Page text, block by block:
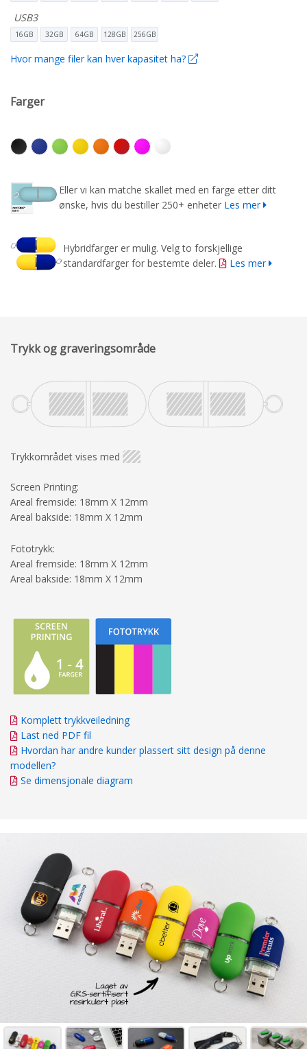
USB3
16GB 32GB 64GB 128GB 256GB
Hvor mange filer kan hver kapasitet ha?
Farger
Eller vi kan matche skallet med en farge etter ditt
ønske, hvis du bestiller 250+ enheter Les mer
Hybridfarger er mulig. Velg to forskjellige
standardfarger for bestemte deler.
Les mer
Trykk og graveringsområde
Trykkområdet vises med
Screen Printing:
Areal fremside: 18mm X 12mm
Areal bakside: 18mm X 12mm
Fototrykk:
Areal fremside: 18mm X 12mm
Areal bakside: 18mm X 12mm
Komplett trykkveiledning
Last ned PDF fil
Hvordan har andre kunder plassert sitt design på denne
modellen?
Se dimensjonale diagram